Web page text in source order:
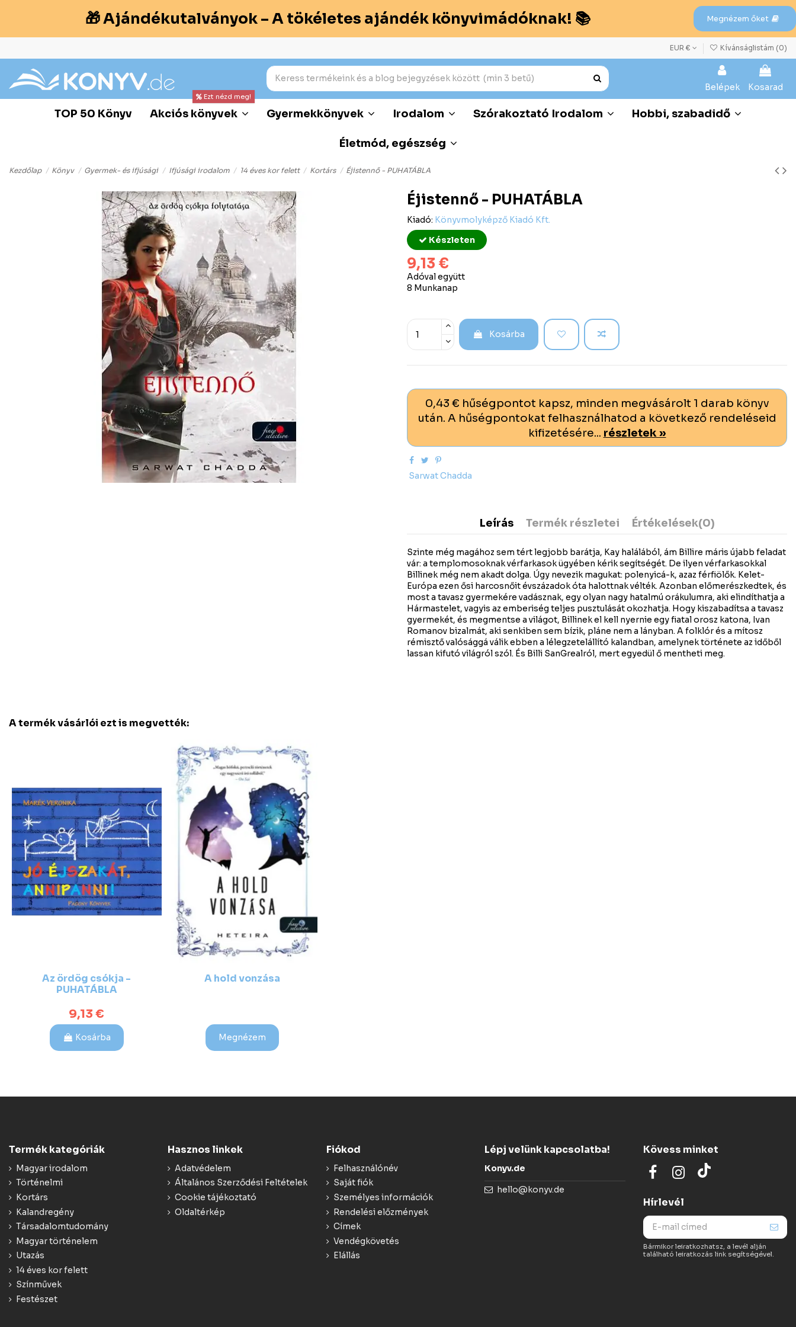
🎁 Ajándékutalványok – A tökéletes ajándék könyvimádóknak! 📚 Megnézem őket
EUR € Kívánságlistám (0)
Belépek Kosarad
TOP 50 Könyv Akciós könyvek
Ezt nézd meg!
Gyermekkönyvek Irodalom Szórakoztató Irodalom Hobbi, szabadidő
Életmód, egészség
Kezdőlap Könyv Gyermek- és ifjúsági Ifjúsági irodalom 14 éves kor felett Kortárs Éjistennő - PUHATÁBLA
Éjistennő - PUHATÁBLA
Kiadó: Könyvmolyképző Kiadó Kft.
Készleten
9,13 €
Adóval együtt
8 Munkanap
Kosárba
0,43 € hűségpontot kapsz, minden megvásárolt 1 darab könyv
után. A hűségpontokat felhasználhatod a következő rendeléseid
kifizetésére... részletek »
Sarwat Chadda
Leírás Termék részletei Értékelések(0)
Szinte még magához sem tért legjobb barátja, Kay halálából, ám Billire máris újabb feladat
vár: a templomosoknak vérfarkasok ügyében kérik segítségét. De ilyen vérfarkasokkal
Billinek még nem akadt dolga. Úgy nevezik magukat: polenyicá-k, azaz férfiölők. Kelet-
Európa ezen ősi harcosnőit évszázadok óta halottnak vélték. Azonban előmerészkedtek, és
most a tavasz gyermekére vadásznak, egy olyan nagy hatalmú orákulumra, aki elindíthatja a
Hármastelet, vagyis az emberiség teljes pusztulását okozhatja. Hogy kiszabadítsa a tavasz
gyermekét, és megmentse a világot, Billinek el kell nyernie egy fiatal orosz katona, Ivan
Romanov bizalmát, aki senkiben sem bízik, pláne nem a lányban. A folklór és a mítosz
rémisztő valósággá válik ebben a lélegzetelállító kalandban, amelynek története az időből
lassan kifutó világról szól. És Billi SanGrealról, mert egyedül ő mentheti meg.
A termék vásárlói ezt is megvették:
Az ördög csókja -
PUHATÁBLA
9,13 €
Kosárba
A hold vonzása
Megnézem
Termék kategóriák
Magyar irodalom
Történelmi
Kortárs
Kalandregény
Társadalomtudomány
Magyar történelem
Utazás
14 éves kor felett
Színművek
Festészet
Hasznos linkek
Adatvédelem
Általános Szerződési Feltételek
Cookie tájékoztató
Oldaltérkép
Fiókod
Felhasználónév
Saját fiók
Személyes információk
Rendelési előzmények
Címek
Vendégkövetés
Elállás
Lépj velünk kapcsolatba!
Konyv.de
hello@konyv.de
Kövess minket
Hírlevél
Bármikor leiratkozhatsz, a levél alján
található leiratkozás link segítségével.